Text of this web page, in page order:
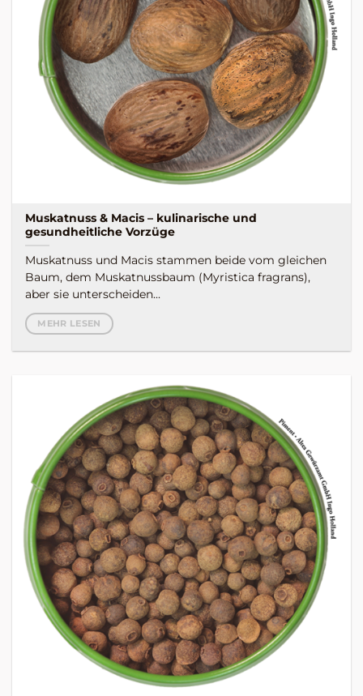
Muskatnuss & Macis – kulinarische und
gesundheitliche Vorzüge
Muskatnuss und Macis stammen beide vom gleichen
Baum, dem Muskatnussbaum (Myristica fragrans),
aber sie unterscheiden...
MEHR LESEN